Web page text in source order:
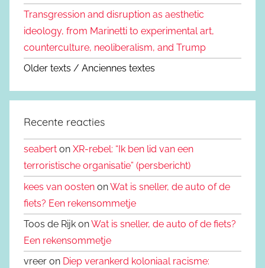
Transgression and disruption as aesthetic
ideology, from Marinetti to experimental art,
counterculture, neoliberalism, and Trump
Older texts / Anciennes textes
Recente reacties
seabert on XR-rebel: “Ik ben lid van een
terroristische organisatie” (persbericht)
kees van oosten onWat is sneller, de auto of de
fiets? Een rekensommetje
Toos de Rijk onWat is sneller, de auto of de fiets?
Een rekensommetje
vreer on Diep verankerd koloniaal racisme: